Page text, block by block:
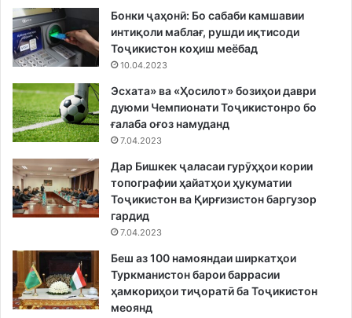
Бонки ҷаҳонӣ: Бо сабаби камшавии
интиқоли маблағ, рушди иқтисоди
Тоҷикистон коҳиш меёбад
10.04.2023
Эсхата» ва «Ҳосилот» бозиҳои даври
дуюми Чемпионати Тоҷикистонро бо
ғалаба оғоз намуданд
7.04.2023
Дар Бишкек ҷаласаи гурӯҳҳои кории
топографии ҳайатҳои ҳукуматии
Тоҷикистон ва Қирғизистон баргузор
гардид
7.04.2023
Беш аз 100 намояндаи ширкатҳои
Туркманистон барои баррасии
ҳамкориҳои тиҷоратӣ ба Тоҷикистон
меоянд